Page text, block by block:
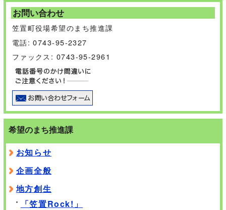
お問い合わせ
笠置町役場希望のまち推進課
電話: 0743-95-2327
ファックス: 0743-95-2961
希望のまち推進課
お知らせ
企画全般
地方創生
「笠置Rock!」